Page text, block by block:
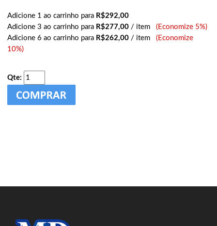
Adicione 1 ao carrinho para R$292,00
Adicione 3 ao carrinho para R$277,00 / item (Economize 5%)
Adicione 6 ao carrinho para R$262,00 / item (Economize
10%)
Qte: